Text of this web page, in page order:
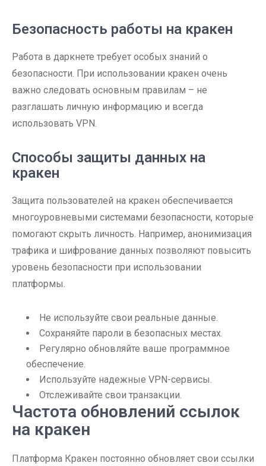
Безопасность работы на кракен
Работа в даркнете требует особых знаний о
безопасности. При использовании кракен очень
важно следовать основным правилам – не
разглашать личную информацию и всегда
использовать VPN.
Способы защиты данных на
кракен
Защита пользователей на кракен обеспечивается
многоуровневыми системами безопасности, которые
помогают скрыть личность. Например, анонимизация
трафика и шифрование данных позволяют повысить
уровень безопасности при использовании
платформы.
Не используйте свои реальные данные.
Сохраняйте пароли в безопасных местах.
Регулярно обновляйте ваше программное
обеспечение.
Используйте надежные VPN-сервисы.
Отслеживайте свои транзакции.
Частота обновлений ссылок
на кракен
Платформа Кракен постоянно обновляет свои ссылки